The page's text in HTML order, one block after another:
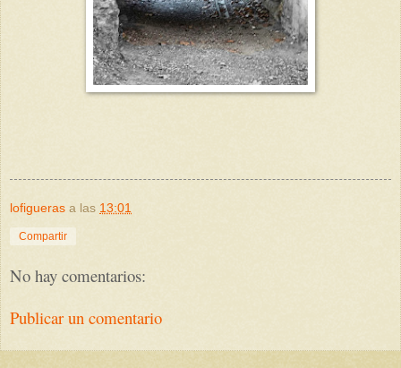
lofigueras a las 13:01
Compartir
No hay comentarios:
Publicar un comentario